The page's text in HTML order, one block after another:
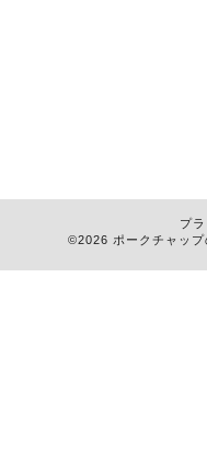
プ
©2026 ポークチャッ